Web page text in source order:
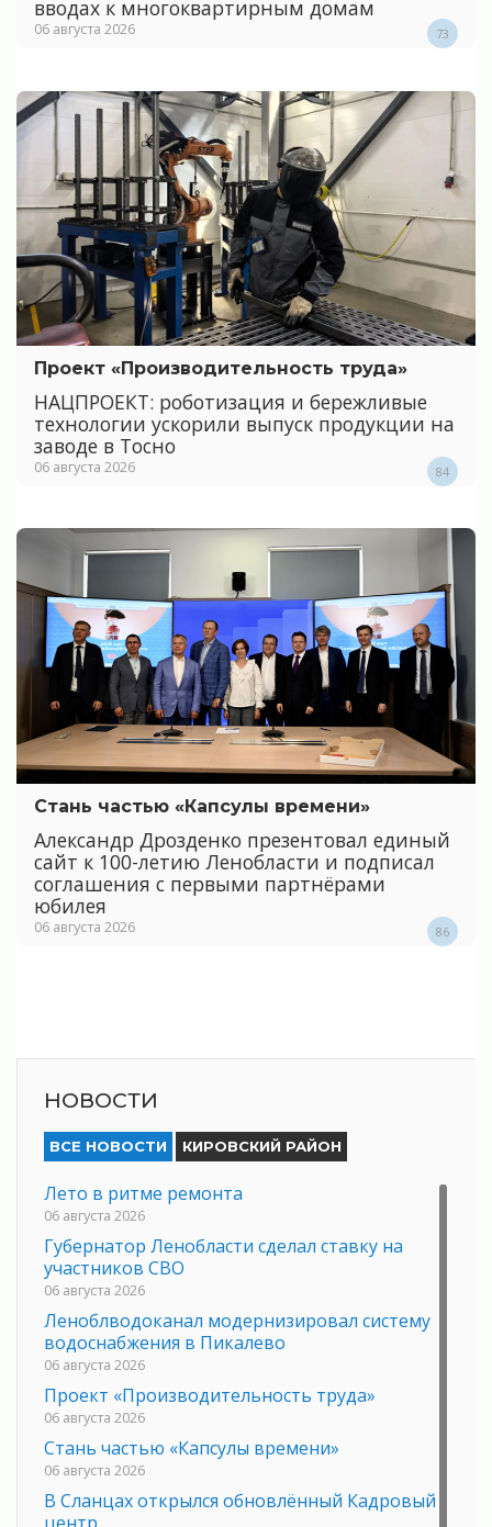
вводах к многоквартирным домам
06 августа 2026 73
Проект «Производительность труда»
НАЦПРОЕКТ: роботизация и бережливые
технологии ускорили выпуск продукции на
заводе в Тосно
06 августа 2026 84
Стань частью «Капсулы времени»
Александр Дрозденко презентовал единый
сайт к 100-летию Ленобласти и подписал
соглашения с первыми партнёрами
юбилея
06 августа 2026 86
НОВОСТИ
ВСЕ НОВОСТИ КИРОВСКИЙ РАЙОН
Лето в ритме ремонта
06 августа 2026
Губернатор Ленобласти сделал ставку на
участников СВО
06 августа 2026
Леноблводоканал модернизировал систему
водоснабжения в Пикалево
06 августа 2026
Проект «Производительность труда»
06 августа 2026
Стань частью «Капсулы времени»
06 августа 2026
В Сланцах открылся обновлённый Кадровый